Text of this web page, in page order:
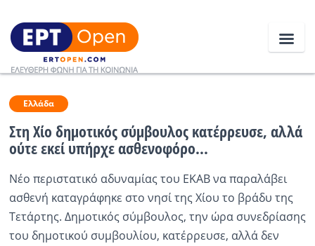
Ειδήσεις
Ελλάδα
Κοινωνία
Πολιτική
Οικονομία
Ελλάδα
Στη Χίο δημοτικός σύμβουλος κατέρρευσε, αλλά
ούτε εκεί υπήρχε ασθενοφόρο...
Νέο περιστατικό αδυναμίας του ΕΚΑΒ να παραλάβει
ασθενή καταγράφηκε στο νησί της Χίου το βράδυ της
Τετάρτης. Δημοτικός σύμβουλος, την ώρα συνεδρίασης
του δημοτικού συμβουλίου, κατέρρευσε, αλλά δεν